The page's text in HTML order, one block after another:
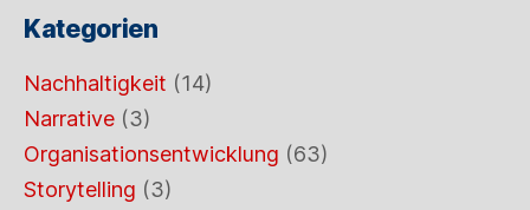
Kategorien
Nachhaltigkeit (14)
Narrative (3)
Organisationsentwicklung (63)
Storytelling (3)